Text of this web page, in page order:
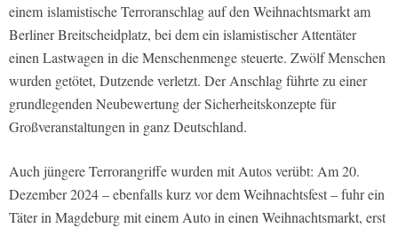
einem islamistische Terroranschlag auf den Weihnachtsmarkt am
Berliner Breitscheidplatz, bei dem ein islamistischer Attentäter
einen Lastwagen in die Menschenmenge steuerte. Zwölf Menschen
wurden getötet, Dutzende verletzt. Der Anschlag führte zu einer
grundlegenden Neubewertung der Sicherheitskonzepte für
Großveranstaltungen in ganz Deutschland.
Auch jüngere Terrorangriffe wurden mit Autos verübt: Am 20.
Dezember 2024 – ebenfalls kurz vor dem Weihnachtsfest – fuhr ein
Täter in Magdeburg mit einem Auto in einen Weihnachtsmarkt, erst